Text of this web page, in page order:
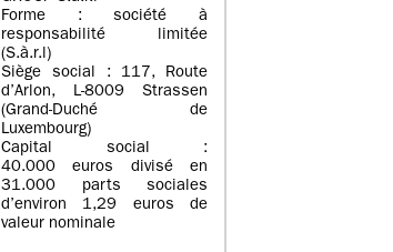
Forme : société à
responsabilité limitée
(S.à.r.l)
Siège social : 117, Route
d’Arlon, L-8009 Strassen
(Grand-Duché de
Luxembourg)
Capital social :
40.000 euros divisé en
31.000 parts sociales
d’environ 1,29 euros de
valeur nominale